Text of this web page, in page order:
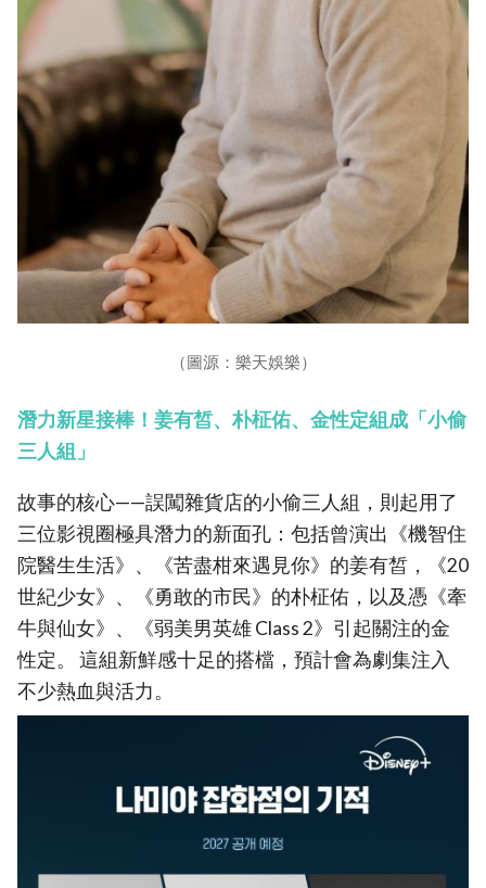
（圖源：樂天娛樂）
潛力新星接棒！姜有皙、朴柾佑、金性定組成「小偷
三人組」
故事的核心——誤闖雜貨店的小偷三人組，則起用了
三位影視圈極具潛力的新面孔：包括曾演出《機智住
院醫生生活》、《苦盡柑來遇見你》的姜有皙，《20
世紀少女》、《勇敢的市民》的朴柾佑，以及憑《牽
牛與仙女》、《弱美男英雄 Class 2》引起關注的金
性定。 這組新鮮感十足的搭檔，預計會為劇集注入
不少熱血與活力。